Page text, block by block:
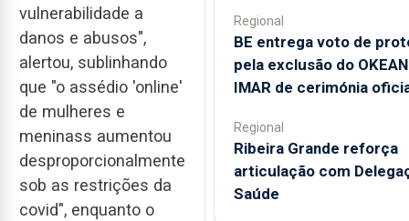
vulnerabilidade a
danos e abusos",
alertou, sublinhando
que "o assédio 'online'
de mulheres e
meninass aumentou
desproporcionalmente
sob as restrições da
covid", enquanto o
Regional
BE entrega voto de
pela exclusão do
IMAR de cerimónia
Regional
Ribeira Grande reforça
articulação com
Saúde